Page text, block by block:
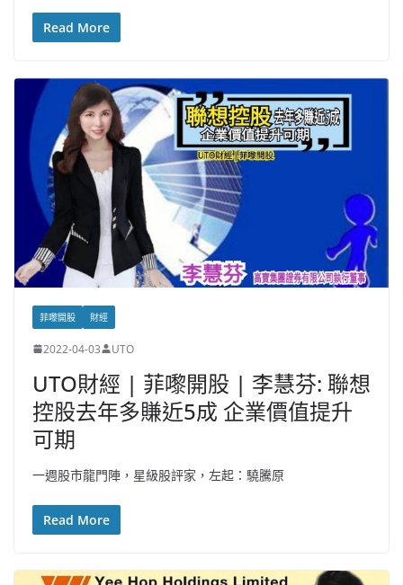
Read More
菲嚟開股 財經
2022-04-03 UTO
UTO財經 | 菲嚟開股 | 李慧芬: 聯想
控股去年多賺近5成 企業價值提升
可期
一週股市龍門陣，星級股評家，左起：驍騰原
Read More